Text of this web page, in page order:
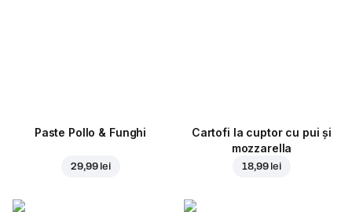
Paste Pollo & Funghi
29,99 lei
Cartofi la cuptor cu pui și
mozzarella
18,99 lei